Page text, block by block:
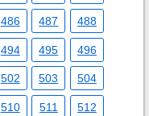
486 487 488
494 495 496
502 503 504
510 511 512